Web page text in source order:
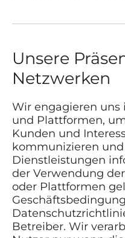
Unsere
Netzwerken
Wir engagieren uns
und Plattformen,
Kunden und
kommunizieren
Dienstleistungen
der Verwendung
oder Plattformen
Betreiber. Wir